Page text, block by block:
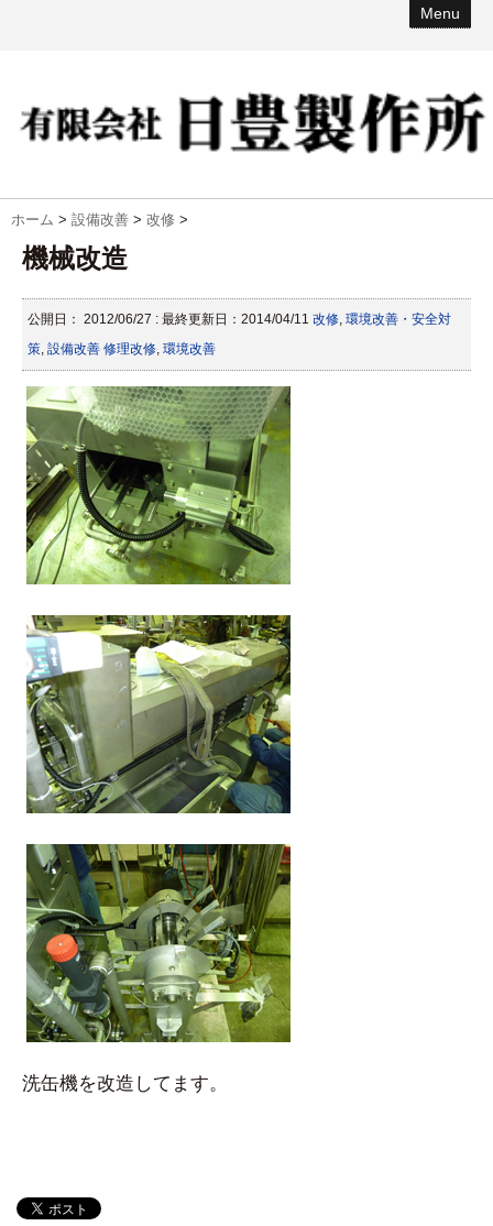
Menu
ホーム > 設備改善 > 改修 >
機械改造
公開日： 2012/06/27 : 最終更新日：2014/04/11 改修, 環境改善・安全対
策, 設備改善 修理改修, 環境改善
洗缶機を改造してます。